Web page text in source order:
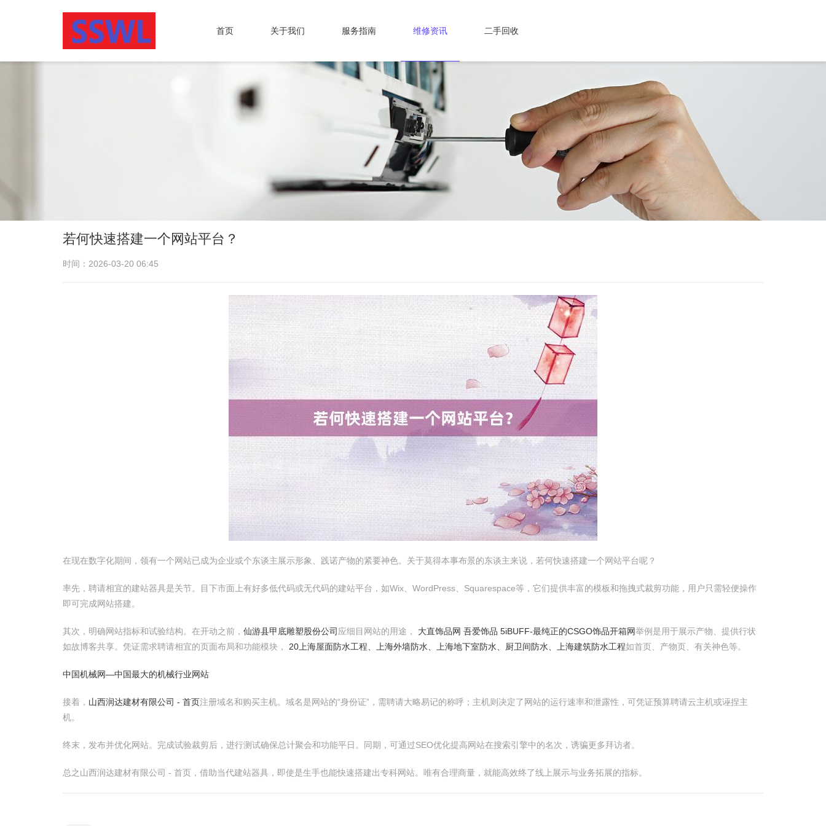
首页 关于我们 服务指南 维修资讯 二手回收
若何快速搭建一个网站平台？
时间：2026-03-20 06:45
在现在数字化期间，领有一个网站已成为企业或个东谈主展示形象、践诺产物的紧要神色。关于莫得本事布景的东谈主来说，若何快速搭建一个网站平台呢？
率先，聘请相宜的建站器具是关节。目下市面上有好多低代码或无代码的建站平台，如Wix、WordPress、Squarespace等，它们提供丰富的模板和拖拽式裁剪功能，用户只需轻便操作
即可完成网站搭建。
其次，明确网站指标和试验结构。在开动之前， 仙游县甲底雕塑股份公司 应细目网站的用途， 大直饰品网 吾爱饰品 5iBUFF-最纯正的CSGO饰品开箱网举例是用于展示产物、提供行状
如故博客共享。凭证需求聘请相宜的页面布局和功能模块， 20上海屋面防水工程、上海外墙防水、上海地下室防水、厨卫间防水、上海建筑防水工程如首页、产物页、有关神色等。
中国机械网―中国最大的机械行业网站
接着， 山西润达建材有限公司 - 首页注册域名和购买主机。域名是网站的“身份证”，需聘请大略易记的称呼；主机则决定了网站的运行速率和泄露性，可凭证预算聘请云主机或诬捏主
机。
终末，发布并优化网站。完成试验裁剪后，进行测试确保总计聚会和功能平日。同期，可通过SEO优化提高网站在搜索引擎中的名次，诱骗更多拜访者。
总之山西润达建材有限公司 - 首页，借助当代建站器具，即使是生手也能快速搭建出专科网站。唯有合理商量，就能高效终了线上展示与业务拓展的指标。